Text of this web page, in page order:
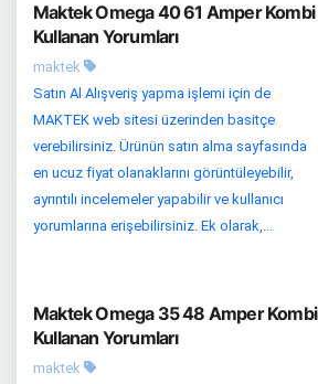
Maktek Omega 40 61 Amper Kombi
Kullanan Yorumları
maktek
Satın Al Alışveriş yapma işlemi için de
MAKTEK web sitesi üzerinden basitçe
verebilirsiniz. Ürünün satın alma sayfasında
en ucuz fiyat olanaklarını görüntüleyebilir,
ayrıntılı incelemeler yapabilir ve kullanıcı
yorumlarına erişebilirsiniz. Ek olarak,...
Maktek Omega 35 48 Amper Kombi
Kullanan Yorumları
maktek